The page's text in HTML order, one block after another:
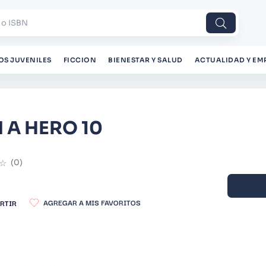
JUVENILES FICCION BIENESTAR Y SALUD ACTUALIDAD Y
A HERO 10
☆ (0)